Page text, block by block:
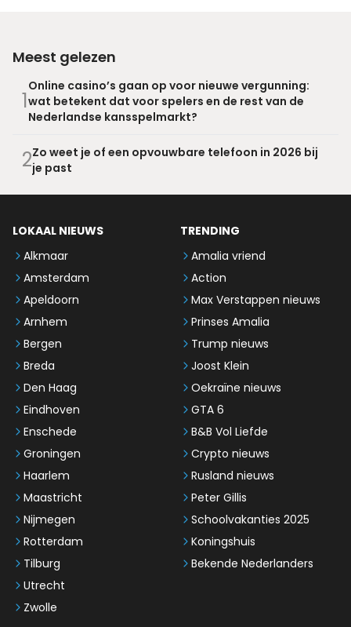
Meest gelezen
1
Online casino’s gaan op voor nieuwe vergunning:
wat betekent dat voor spelers en de rest van de
Nederlandse kansspelmarkt?
2Zo weet je of een opvouwbare telefoon in 2026 bij
je past
LOKAAL NIEUWS
Alkmaar
Amsterdam
Apeldoorn
Arnhem
Bergen
Breda
Den Haag
Eindhoven
Enschede
Groningen
Haarlem
Maastricht
Nijmegen
Rotterdam
Tilburg
Utrecht
Zwolle
TRENDING
Amalia vriend
Action
Max Verstappen nieuws
Prinses Amalia
Trump nieuws
Joost Klein
Oekraïne nieuws
GTA 6
B&B Vol Liefde
Crypto nieuws
Rusland nieuws
Peter Gillis
Schoolvakanties 2025
Koningshuis
Bekende Nederlanders